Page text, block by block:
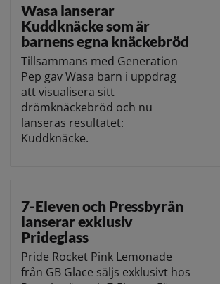
Wasa lanserar
Kuddknäcke som är
barnens egna knäckebröd
Tillsammans med Generation
Pep gav Wasa barn i uppdrag
att visualisera sitt
drömknäckebröd och nu
lanseras resultatet:
Kuddknäcke.
7-Eleven och Pressbyrån
lanserar exklusiv
Prideglass
Pride Rocket Pink Lemonade
från GB Glace säljs exklusivt hos